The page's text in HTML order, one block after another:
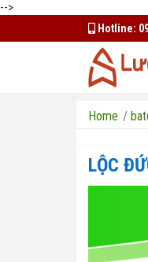
-->
Hotline:
Home /
LỘC